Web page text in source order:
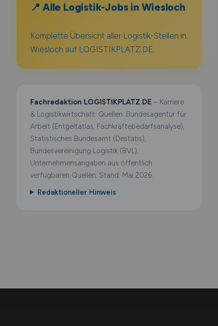
📍 Alle Logistik-Jobs in Wiesloch
Komplette Übersicht aller Logistik-Stellen in
Wiesloch auf LOGISTIKPLATZ.DE.
Fachredaktion LOGISTIKPLATZ.DE – Karriere
& Logistikwirtschaft. Quellen: Bundesagentur für
Arbeit (Entgeltatlas, Fachkräftebedarfsanalyse),
Statistisches Bundesamt (Destatis),
Bundesvereinigung Logistik (BVL),
Unternehmensangaben aus öffentlich
verfügbaren Quellen. Stand: Mai 2026.
Redaktioneller Hinweis